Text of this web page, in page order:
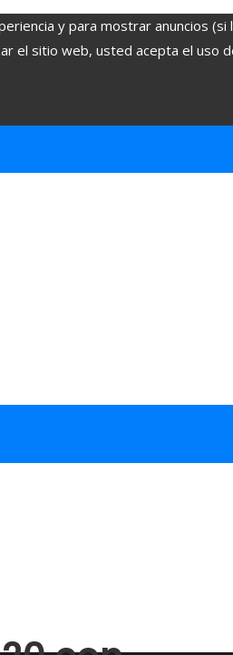
y para mostrar anuncios
el sitio web, usted acepta el uso